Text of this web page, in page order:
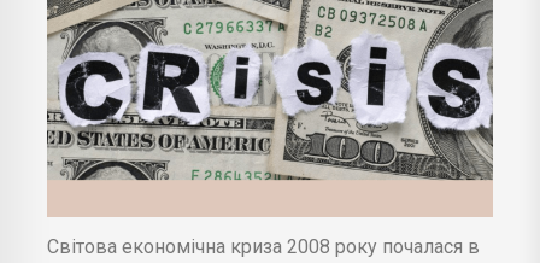
Світова економічна криза 2008 року почалася в